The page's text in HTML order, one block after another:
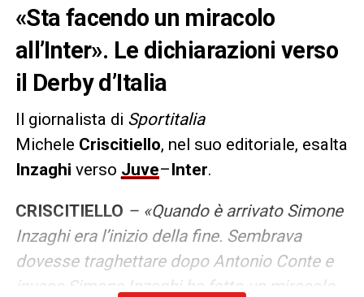
«Sta facendo un miracolo
all’Inter». Le dichiarazioni verso
il Derby d’Italia
Il giornalista di Sportitalia
Michele Criscitiello, nel suo editoriale, esalta
Inzaghi verso Juve–Inter.
CRISCITIELLO – «Quando è arrivato Simone
Inzaghi era l’inizio della fine. Sembrava
dovesse traghettare dopo Antonio Conte e
invece Simone Inzaghi ha fatto un miracolo.